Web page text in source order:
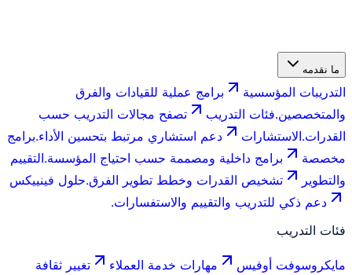
ما نقدمه
التدريبات المؤسسية
برامج عملية للقيادات والفرق
والمتخصصين.فئات التدريب
تصفح مجالات التدريب حسب
القدرات.الاستشارات دعم استشاري مرتبط بتحسين الأداء.برامج
مخصصة
برامج داخلية ومصممة حسب احتياج المؤسسة.التقييم
والتطوير
تشخيص القدرات وخطط تطوير الفرق.حلول فينييكس
دعم ذكي للتدريب والتقييم والاستفسارات.
فئات التدريب
مايكروسوفت أوفيس مهارات خدمة العملاء
تغيير ثقافة